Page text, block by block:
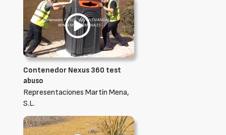
Contenedor Nexus 360 test
abuso
Representaciones Martín Mena,
S.L.